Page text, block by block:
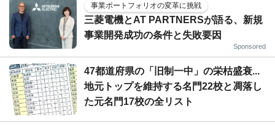
事業ポートフォリオの変革に挑戦
三菱電機とAT PARTNERSが語る、新規
事業開発成功の条件と失敗要因
Sponsored
47都道府県の「旧制一中」の栄枯盛衰...
地元トップを維持する名門22校と凋落し
た元名門17校の全リスト